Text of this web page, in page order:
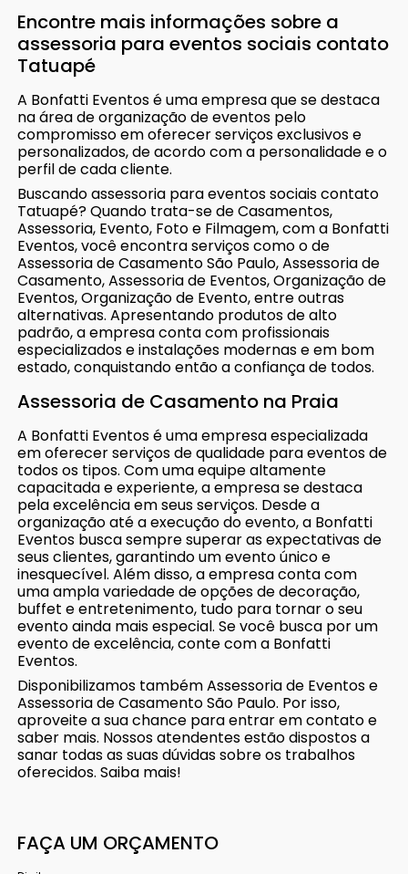
Encontre mais informações sobre a
assessoria para eventos sociais contato
Tatuapé
A Bonfatti Eventos é uma empresa que se destaca
na área de organização de eventos pelo
compromisso em oferecer serviços exclusivos e
personalizados, de acordo com a personalidade e o
perfil de cada cliente.
Buscando assessoria para eventos sociais contato
Tatuapé? Quando trata-se de Casamentos,
Assessoria, Evento, Foto e Filmagem, com a Bonfatti
Eventos, você encontra serviços como o de
Assessoria de Casamento São Paulo, Assessoria de
Casamento, Assessoria de Eventos, Organização de
Eventos, Organização de Evento, entre outras
alternativas. Apresentando produtos de alto
padrão, a empresa conta com profissionais
especializados e instalações modernas e em bom
estado, conquistando então a confiança de todos.
Assessoria de Casamento na Praia
A Bonfatti Eventos é uma empresa especializada
em oferecer serviços de qualidade para eventos de
todos os tipos. Com uma equipe altamente
capacitada e experiente, a empresa se destaca
pela excelência em seus serviços. Desde a
organização até a execução do evento, a Bonfatti
Eventos busca sempre superar as expectativas de
seus clientes, garantindo um evento único e
inesquecível. Além disso, a empresa conta com
uma ampla variedade de opções de decoração,
buffet e entretenimento, tudo para tornar o seu
evento ainda mais especial. Se você busca por um
evento de excelência, conte com a Bonfatti
Eventos.
Disponibilizamos também Assessoria de Eventos e
Assessoria de Casamento São Paulo. Por isso,
aproveite a sua chance para entrar em contato e
saber mais. Nossos atendentes estão dispostos a
sanar todas as suas dúvidas sobre os trabalhos
oferecidos. Saiba mais!
FAÇA UM ORÇAMENTO